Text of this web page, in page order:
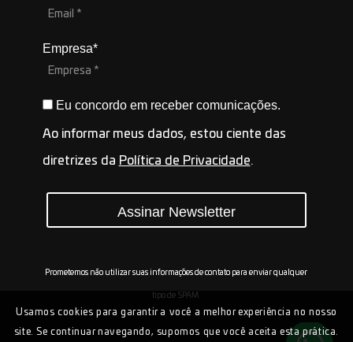
Empresa*
Eu concordo em receber comunicações.
Ao informar meus dados, estou ciente das
diretrizes da Política de Privacidade.
Assinar Newsletter
Prometemos não utilizar suas informações de contato para enviar qualquer
tipo de SPAM.
Usamos cookies para garantir a você a melhor experiência no nosso
site. Se continuar navegando, supomos que você aceita esta prática.